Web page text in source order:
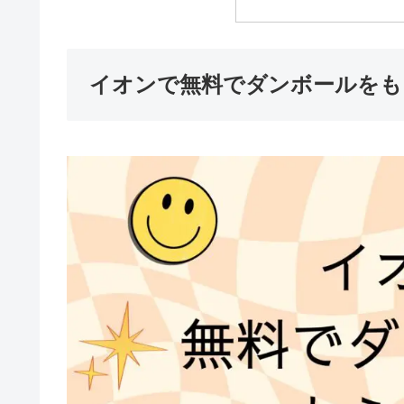
イオンで無料でダンボールを